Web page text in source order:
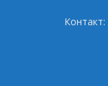
Контакт: